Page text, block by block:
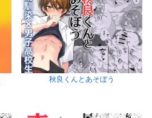
秋良くんとあそぼう